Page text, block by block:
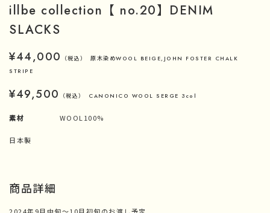
illbe collection【 no.20】DENIM
SLACKS
¥44,000 （税込）
原木染めWOOL BEIGE,JOHN FOSTER CHALK
STRIPE
¥49,500 （税込） CANONICO WOOL SERGE 3col
素材 WOOL100%
日本製
商品詳細